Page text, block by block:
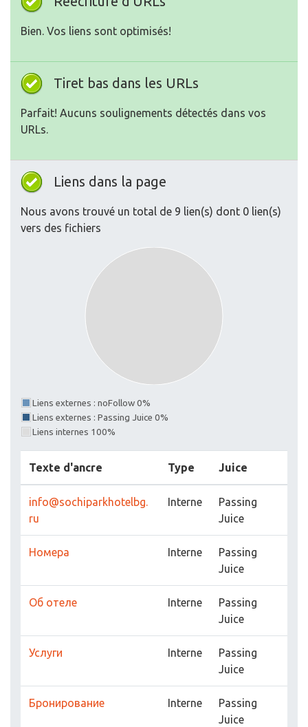
Bien. Vos liens sont optimisés!
Tiret bas dans les URLs
Parfait! Aucuns soulignements détectés dans vos
URLs.
Liens dans la page
Nous avons trouvé un total de 9 lien(s) dont 0 lien(s)
vers des fichiers
Liens externes : noFollow 0%
Liens externes : Passing Juice 0%
Liens internes 100%
Texte d'ancre Type Juice
info@sochiparkhotelbg.
ru
Interne
Passing
Juice
Номера Interne
Passing
Juice
Об отеле Interne
Passing
Juice
Услуги Interne
Passing
Juice
Бронирование Interne
Passing
Juice